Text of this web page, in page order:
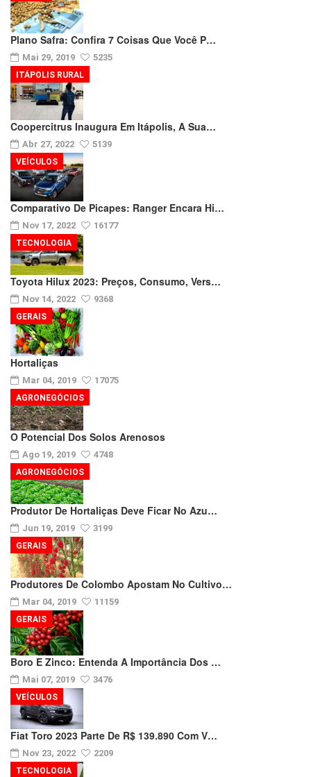
Plano Safra: Confira 7 Coisas Que Você P…
Mai 29, 2019 5235
Coopercitrus Inaugura Em Itápolis, A Sua…
Abr 27, 2022 5139
ITÁPOLIS RURAL
Comparativo De Picapes: Ranger Encara Hi…
Nov 17, 2022 16177
VEÍCULOS
Toyota Hilux 2023: Preços, Consumo, Vers…
Nov 14, 2022 9368
TECNOLOGIA
Hortaliças
Mar 04, 2019 17075
GERAIS
O Potencial Dos Solos Arenosos
Ago 19, 2019 4748
AGRONEGÓCIOS
Produtor De Hortaliças Deve Ficar No Azu…
Jun 19, 2019 3199
AGRONEGÓCIOS
Produtores De Colombo Apostam No Cultivo…
Mar 04, 2019 11159
GERAIS
Boro E Zinco: Entenda A Importância Dos …
Mai 07, 2019 3476
GERAIS
Fiat Toro 2023 Parte De R$ 139.890 Com V…
Nov 23, 2022 2209
VEÍCULOS
TECNOLOGIA